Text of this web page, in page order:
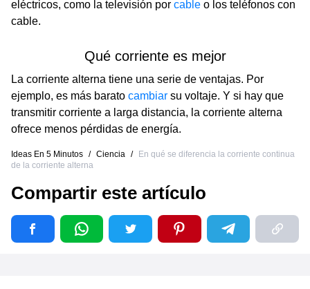
eléctricos, como la televisión por cable o los teléfonos con
cable.
Qué corriente es mejor
La corriente alterna tiene una serie de ventajas. Por
ejemplo, es más barato cambiar su voltaje. Y si hay que
transmitir corriente a larga distancia, la corriente alterna
ofrece menos pérdidas de energía.
Ideas En 5 Minutos / Ciencia /
En qué se diferencia la corriente continua
de la corriente alterna
Compartir este artículo